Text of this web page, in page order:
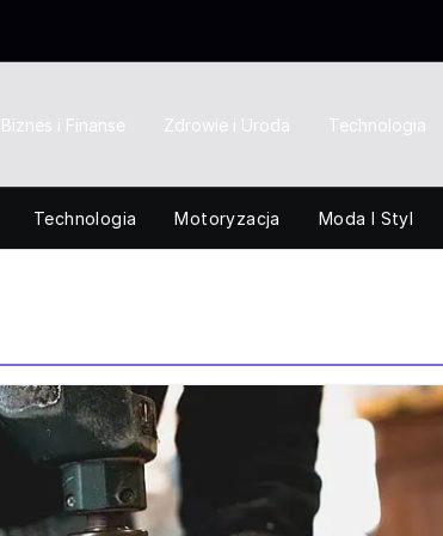
Biznes i Finanse Zdrowie i Uroda Technologia
Technologia Motoryzacja Moda I Styl